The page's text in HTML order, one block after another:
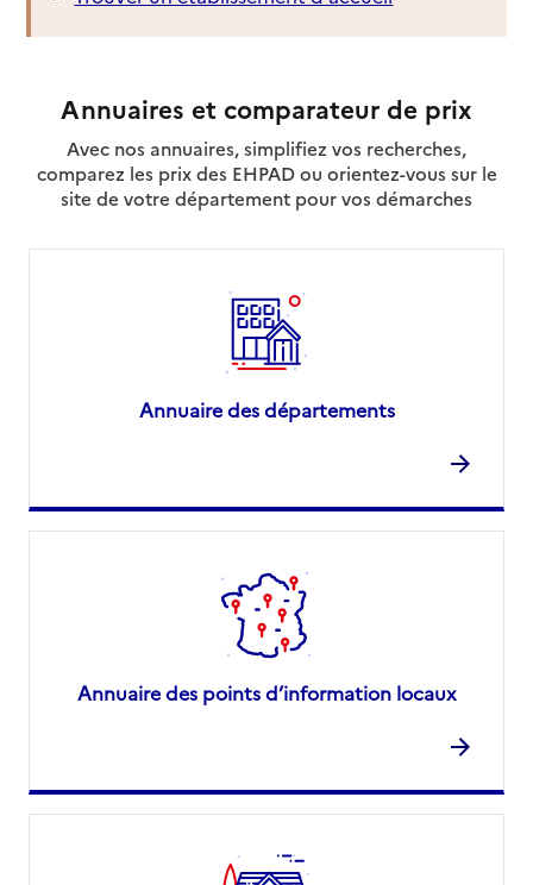
Annuaires et comparateur de prix
Avec nos annuaires, simplifiez vos recherches,
comparez les prix des EHPAD ou orientez-vous sur le
site de votre département pour vos démarches
Annuaire des départements
Annuaire des points d’information locaux